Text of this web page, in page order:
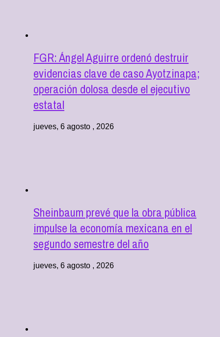
FGR: Ángel Aguirre ordenó destruir
evidencias clave de caso Ayotzinapa;
operación dolosa desde el ejecutivo
estatal
jueves, 6 agosto , 2026
Sheinbaum prevé que la obra pública
impulse la economía mexicana en el
segundo semestre del año
jueves, 6 agosto , 2026